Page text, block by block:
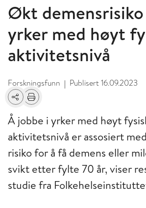
Økt
yrker med høyt
aktivitetsnivå
Forskningsfunn | Publisert16.09.2023
Del Skriv ut
Å jobbe i yrker med høyt
aktivitetsnivå er assosiert
risiko for å få demens eller
svikt etter fylte 70 år, viser
studie fra